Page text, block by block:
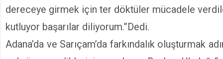
dereceye girmek için ter döktüler mücadele
kutluyor başarılar diliyorum.”Dedi.
Adana’da ve Sarıçam’da farkındalık oluşturmak